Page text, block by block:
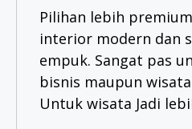
Pilihan lebih
interior modern dan
empuk. Sangat pas
bisnis maupun
Untuk wisata Jadi